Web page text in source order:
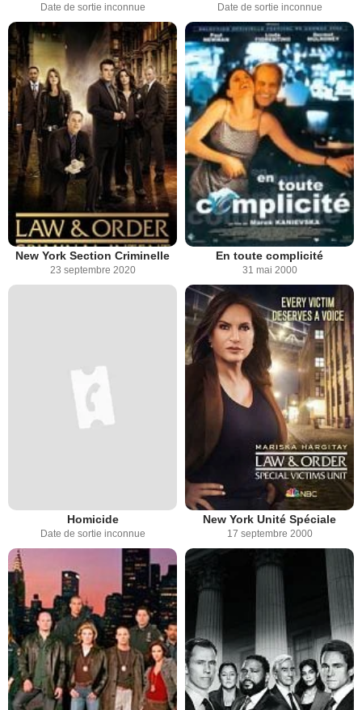
Date de sortie inconnue Date de sortie inconnue
New York Section Criminelle
23 septembre 2020
En toute complicité
31 mai 2000
Homicide
Date de sortie inconnue
New York Unité Spéciale
17 septembre 2000